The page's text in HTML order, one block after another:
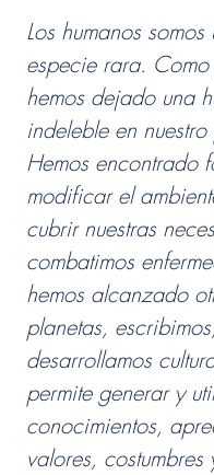
Los humanos somos
especie rara.
hemos dejado una
indeleble en
Hemos encontrado
modificar el
cubrir nuestras
combatimos
hemos alcanzado
planetas,
desarrollamos
permite generar y
conocimientos,
valores, costumbres